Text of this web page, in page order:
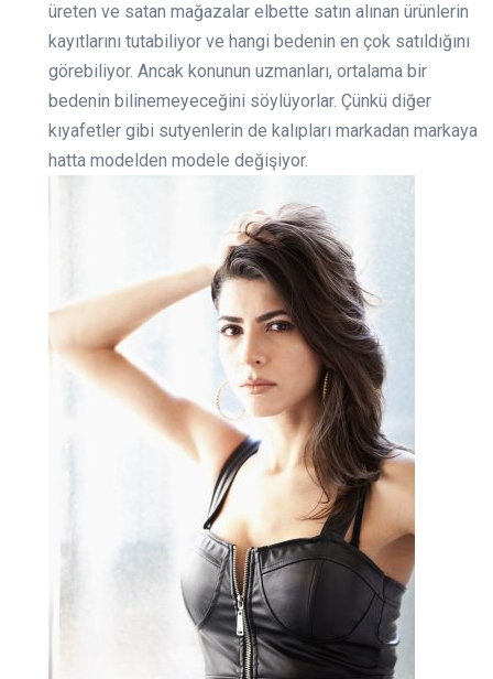
üreten ve satan mağazalar elbette satın alınan ürünlerin
kayıtlarını tutabiliyor ve hangi bedenin en çok satıldığını
görebiliyor. Ancak konunun uzmanları, ortalama bir
bedenin bilinemeyeceğini söylüyorlar. Çünkü diğer
kıyafetler gibi sutyenlerin de kalıpları markadan markaya
hatta modelden modele değişiyor.